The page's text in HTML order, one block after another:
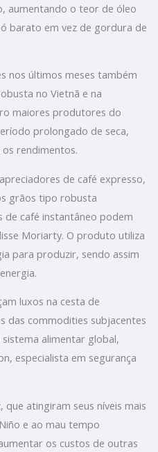
aumentando o teor de óleo
barato em vez de gordura de
nos últimos meses também
no Vietnã e na
maiores produtores do
prolongado de seca,
rendimentos.
de café expresso,
grãos tipo robusta
de café instantâneo podem
Moriarty. O produto utiliza
para produzir, sendo assim
luxos na cesta de
das commodities subjacentes
alimentar global,
especialista em segurança
atingiram seus níveis mais
e ao mau tempo
os custos de outras